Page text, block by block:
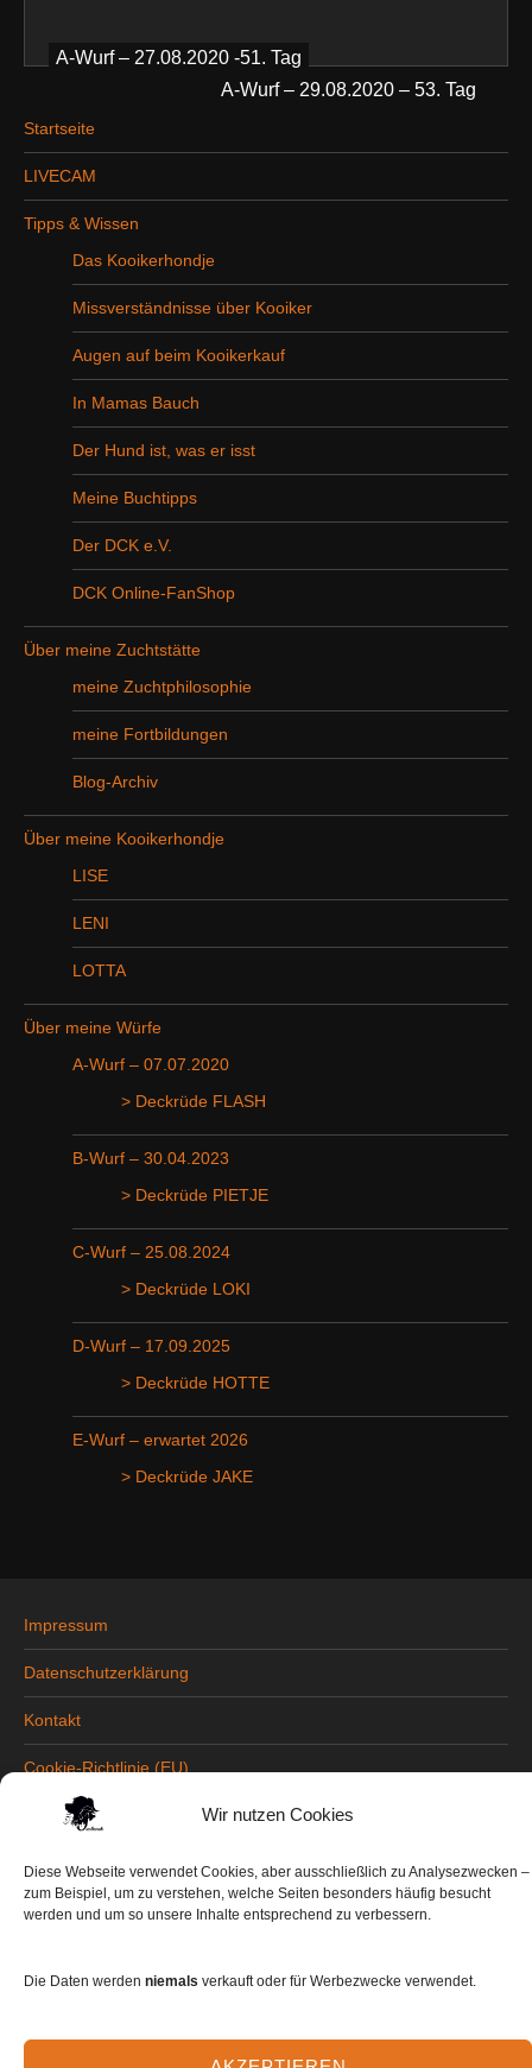
Wir nutzen Cookies
Diese Webseite verwendet Cookies, aber ausschließlich zu Analysezwecken –
zum Beispiel, um zu verstehen, welche Seiten besonders häufig besucht
werden und um so unsere Inhalte entsprechend zu verbessern.
Die Daten werden niemals verkauft oder für Werbezwecke verwendet.
Beitragsnavigation
A-Wurf – 27.08.2020 -51. Tag
A-Wurf – 29.08.2020 – 53. Tag
Startseite
LIVECAM
Tipps & Wissen
Das Kooikerhondje
Missverständnisse über Kooiker
Augen auf beim Kooikerkauf
In Mamas Bauch
Der Hund ist, was er isst
Meine Buchtipps
Der DCK e.V.
DCK Online-FanShop
Über meine Zuchtstätte
meine Zuchtphilosophie
meine Fortbildungen
Blog-Archiv
Über meine Kooikerhondje
LISE
LENI
LOTTA
Über meine Würfe
A-Wurf – 07.07.2020
> Deckrüde FLASH
B-Wurf – 30.04.2023
> Deckrüde PIETJE
C-Wurf – 25.08.2024
> Deckrüde LOKI
D-Wurf – 17.09.2025
> Deckrüde HOTTE
E-Wurf – erwartet 2026
> Deckrüde JAKE
Impressum
Datenschutzerklärung
Kontakt
Cookie-Richtlinie (EU)
Copyright © 2026Kooikerhondjes vom Haus
Tusburch•Chicago von Catch Themes